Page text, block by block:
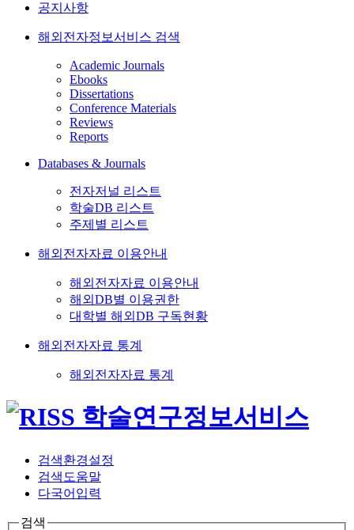
공지사항
해외전자정보서비스 검색
Academic Journals
Ebooks
Dissertations
Conference Materials
Reviews
Reports
Databases & Journals
전자저널 리스트
학술DB 리스트
주제별 리스트
해외전자자료 이용안내
해외전자자료 이용안내
해외DB별 이용권한
대학별 해외DB 구독현황
해외전자자료 통계
해외전자자료 통계
검색환경설정
검색도움말
다국어입력
검색